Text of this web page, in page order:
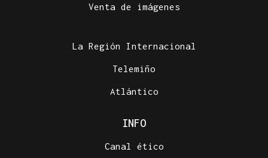
Venta de imágenes
La Región Internacional
Telemiño
Atlántico
INFO
Canal ético